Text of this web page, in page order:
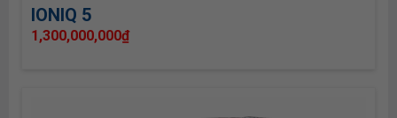
IONIQ 5
1,300,000,000₫